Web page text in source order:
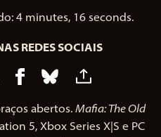
4 minutes, 16 seconds
REDES SOCIAIS
abertos. Mafia: The Old
5, Xbox Series X|S e PC